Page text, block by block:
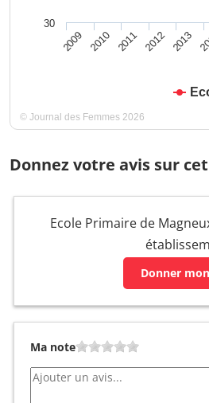
2009 2010 2011 2012 2013
30
© Journal des Femmes 2026
Donnez votre avis sur
Ecole Primaire de
Donner
Ma note